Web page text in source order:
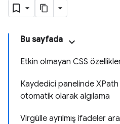
Bu sayfada
Etkin olmayan CSS
Kaydedici panelinde
otomatik olarak algılama
Virgülle ayrılmış ifadeler